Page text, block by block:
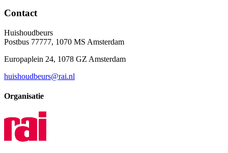
Contact
Huishoudbeurs
Postbus 77777, 1070 MS Amsterdam
Europaplein 24, 1078 GZ Amsterdam
huishoudbeurs@rai.nl
Organisatie